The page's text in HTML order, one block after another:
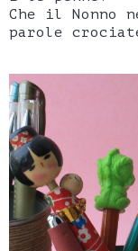
Che il Nonno
parole